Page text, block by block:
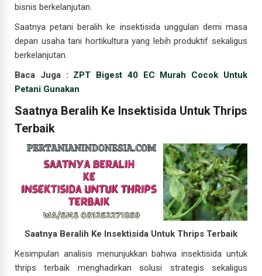
bisnis berkelanjutan.
Saatnya petani beralih ke insektisida unggulan demi masa
depan usaha tani hortikultura yang lebih produktif sekaligus
berkelanjutan.
Baca Juga : ZPT Bigest 40 EC Murah Cocok Untuk
Petani Gunakan
Saatnya Beralih Ke Insektisida Untuk Thrips
Terbaik
Saatnya Beralih Ke Insektisida Untuk Thrips Terbaik
Kesimpulan analisis menunjukkan bahwa insektisida untuk
thrips terbaik menghadirkan solusi strategis sekaligus